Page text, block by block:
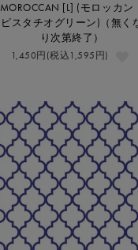
MOROCCAN [L] (モロッカン
ピスタチオグリーン)（無く
り次第終了）
1,450円(税込1,595円)